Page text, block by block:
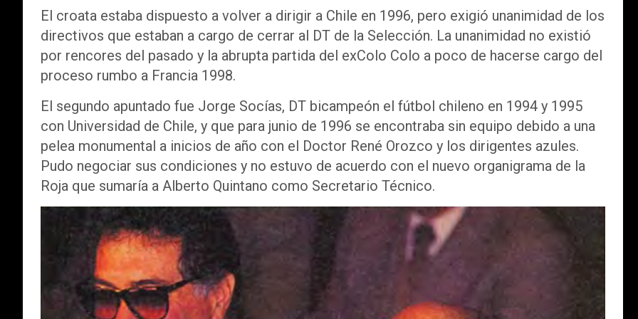
El croata estaba dispuesto a volver a dirigir a Chile en 1996, pero exigió unanimidad de los
directivos que estaban a cargo de cerrar al DT de la Selección. La unanimidad no existió
por rencores del pasado y la abrupta partida del exColo Colo a poco de hacerse cargo del
proceso rumbo a Francia 1998.
El segundo apuntado fue Jorge Socías, DT bicampeón el fútbol chileno en 1994 y 1995
con Universidad de Chile, y que para junio de 1996 se encontraba sin equipo debido a una
pelea monumental a inicios de año con el Doctor René Orozco y los dirigentes azules.
Pudo negociar sus condiciones y no estuvo de acuerdo con el nuevo organigrama de la
Roja que sumaría a Alberto Quintano como Secretario Técnico.